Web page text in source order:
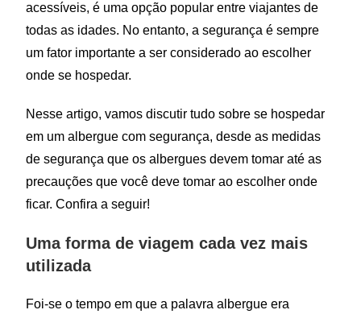
acessíveis, é uma opção popular entre viajantes de
todas as idades. No entanto, a segurança é sempre
um fator importante a ser considerado ao escolher
onde se hospedar.
Nesse artigo, vamos discutir tudo sobre se hospedar
em um albergue com segurança, desde as medidas
de segurança que os albergues devem tomar até as
precauções que você deve tomar ao escolher onde
ficar. Confira a seguir!
Uma forma de viagem cada vez mais
utilizada
Foi-se o tempo em que a palavra albergue era